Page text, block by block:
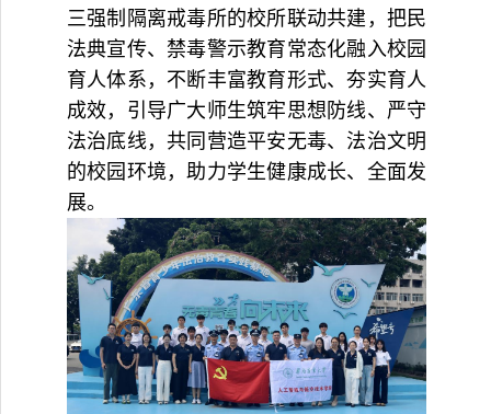
三强制隔离戒毒所的校所联动共建，把民
法典宣传、禁毒警示教育常态化融入校园
育人体系，不断丰富教育形式、夯实育人
成效，引导广大师生筑牢思想防线、严守
法治底线，共同营造平安无毒、法治文明
的校园环境，助力学生健康成长、全面发
展。